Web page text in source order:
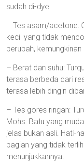
sudah di-dye.
– Tes asam/acetone:
kecil yang tidak
berubah,
– Berat dan suhu:
terasa berbeda dari
terasa lebih dingin
– Tes gores ringan:
Mohs. Batu yang
jelas bukan asli. Hati-
bagian yang tidak
menunjukkannya.